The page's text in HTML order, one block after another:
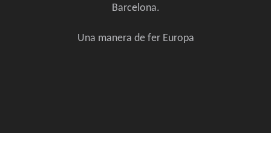
Barcelona.
Una manera de fer Europa